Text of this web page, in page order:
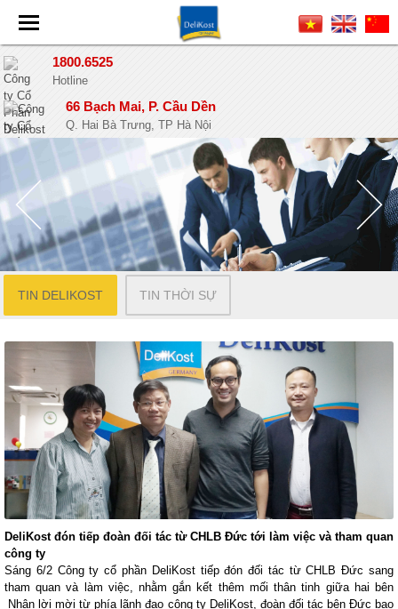
1800.6525
Hotline
66 Bạch Mai, P. Cầu Dền
Q. Hai Bà Trưng, TP Hà Nội
TIN DELIKOST TIN THỜI SỰ
DeliKost đón tiếp đoàn đối tác từ CHLB Đức tới làm việc và tham quan
công ty
Sáng 6/2 Công ty cổ phần DeliKost tiếp đón đối tác từ CHLB Đức sang
tham quan và làm việc, nhằm gắn kết thêm mối thân tinh giữa hai bên
Nhận lời mời từ phía lãnh đạo công ty DeliKost, đoàn đối tác bên Đức bao